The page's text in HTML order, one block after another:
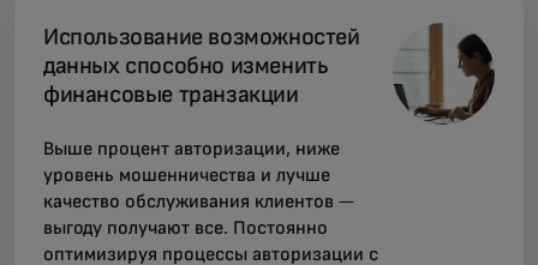
Использование возможностей
данных способно изменить
финансовые транзакции
Выше процент авторизации, ниже
уровень мошенничества и лучше
качество обслуживания клиентов —
выгоду получают все. Постоянно
оптимизируя процессы авторизации с